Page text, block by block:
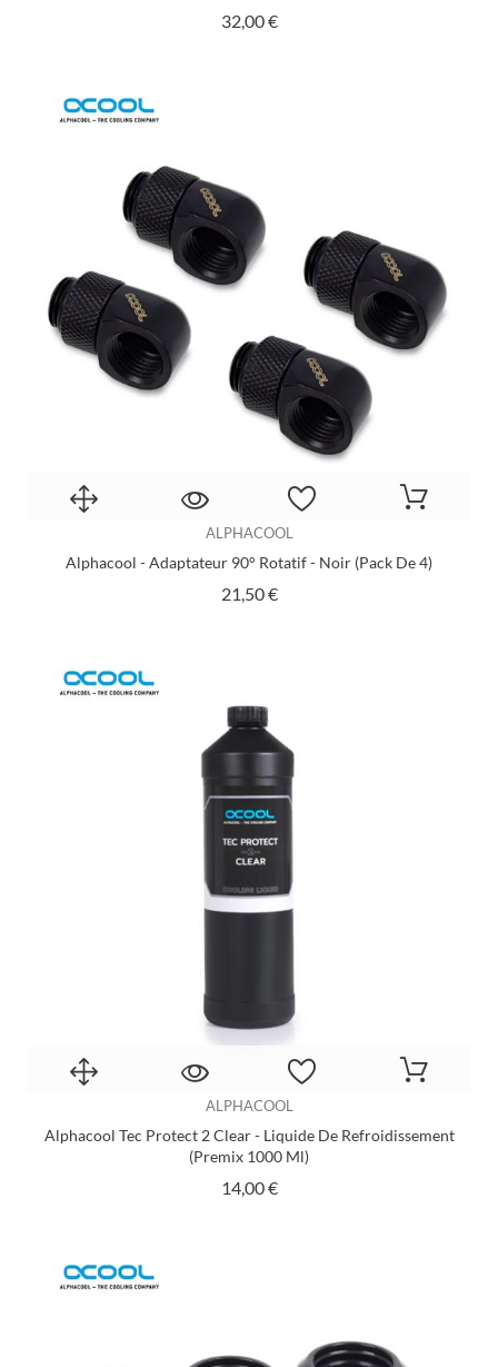
32,00 €Prix
ALPHACOOL
Alphacool - Adaptateur 90° Rotatif - Noir (Pack De 4)
21,50 €Prix
ALPHACOOL
Alphacool Tec Protect 2 Clear - Liquide De Refroidissement
(Premix 1000 Ml)
14,00 €Prix